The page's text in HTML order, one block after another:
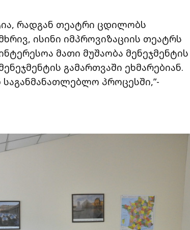
რადგან თეატრი ცდილობს
ისინი იმპროვიზაციის თეატრს
მათი მუშაობა მენეჯმენტის
გამართვაში ეხმარებიან.
პროცესში,”-